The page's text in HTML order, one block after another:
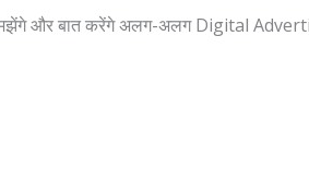
और बात करेंगे अलग-अलग Digital